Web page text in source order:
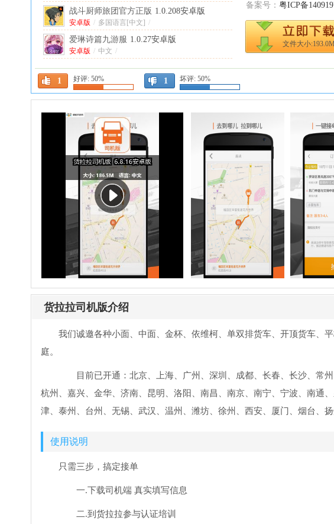
备案号： 粤ICP备
文件大小:193.0M
1 好评: 50% 1 坏评: 50%
战斗厨师旅团官方正版 1.0.208安卓版
安卓版 / 多国语言[中文] /
爱琳诗篇九游服 1.0.27安卓版
安卓版 / 中文 /
漫无止境最新版本(Endless Wander) 4.0.25安
卓版
安卓版 / 中文
异世界废物摆烂崛起之无限启灵免广告版
开荒手游 1.1.3安卓版
安卓版 / 中文 /
听说这里有怪兽内置菜单版 3.0.1折相思版
中文 /
货拉拉司机版介绍
我们诚邀各种小面、中面、金杯、依维柯、单双排货车、开顶货车、
庭。
目前已开通：北京、上海、广州、深圳、成都、长春、长沙、常州
杭州、嘉兴、金华、济南、昆明、洛阳、南昌、南京、南宁、宁波、南通
津、泰州、台州、无锡、武汉、温州、潍坊、徐州、西安、厦门、烟台、
使用说明
只需三步，搞定接单
一.下载司机端 真实填写信息
二.到货拉拉参与认证培训